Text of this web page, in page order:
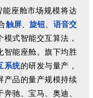
能座舱市场规模将达
触屏、旋钮
语音交
模式智能交互算法，
智能座舱。旗下均胜
系统的研发与量产，
产品的量产规模持续
驰、宝马、奥迪、